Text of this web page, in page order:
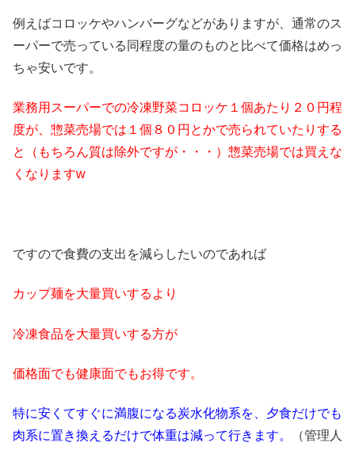
例えばコロッケやハンバーグなどがありますが、通常のス
ーパーで売っている同程度の量のものと比べて価格はめっ
ちゃ安いです。
業務用スーパーでの冷凍野菜コロッケ１個あたり２０円程
度が、 惣菜売場では１個８０円とかで売られていたりする
と
（もちろん質は除外ですが・・・） 惣菜売場では買えな
くなりますw
ですので食費の支出を減らしたいのであれば
カップ麺を大量買いするより
冷凍食品を大量買いする方が
価格面でも健康面でもお得です。
特に安くてすぐに満腹になる炭水化物系を、 夕食だけでも
肉系に置き換えるだけで体重は減って行きます。
（管理人